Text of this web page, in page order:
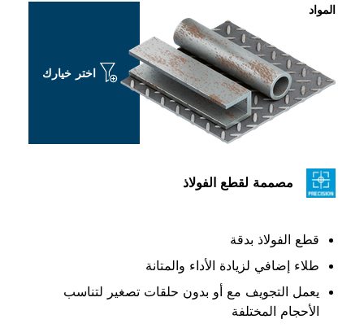
مصممة لقطع الفولاذ
قطع الفولاذ بدقة
طلاء إضافي لزيادة الأداء والمتانة
يعمل التجويف مع أو بدون حلقات تصغير لتناسب
الأحجام المختلفة
المواد
اختر خيارك